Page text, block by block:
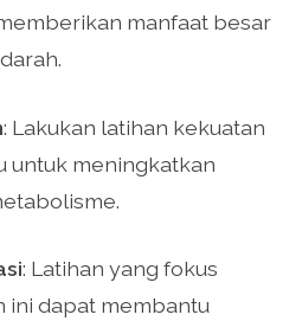
manfaat besar
: Lakukan latihan kekuatan
untuk meningkatkan
: Latihan yang fokus
ini dapat membantu